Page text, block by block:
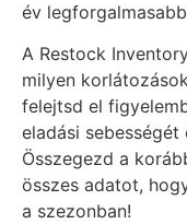
év
A Restock
milyen
felejtsd el
eladási
Összegezd a
összes adatot,
a szezonban!